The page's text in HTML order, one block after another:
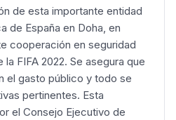
de esta importante entidad
de España en Doha, en
cooperación en seguridad
FIFA 2022. Se asegura que
el gasto público y todo se
pertinentes. Esta
el Consejo Ejecutivo de